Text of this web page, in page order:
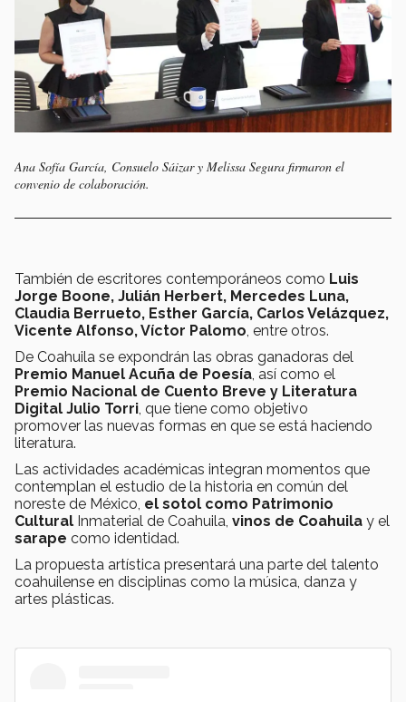
Ana Sofía García, Consuelo Sáizar y Melissa Segura firmaron el
convenio de colaboración.
También de escritores contemporáneos como Luis
Jorge Boone, Julián Herbert, Mercedes Luna,
Claudia Berrueto, Esther García, Carlos Velázquez,
Vicente Alfonso, Víctor Palomo, entre otros.
De Coahuila se expondrán las obras ganadoras del
Premio Manuel Acuña de Poesía, así como el
Premio Nacional de Cuento Breve y Literatura
Digital Julio Torri, que tiene como objetivo
promover las nuevas formas en que se está haciendo
literatura.
Las actividades académicas integran momentos que
contemplan el estudio de la historia en común del
noreste de México, el sotol como Patrimonio
Cultural Inmaterial de Coahuila, vinos de Coahuila y el
sarape como identidad.
La propuesta artística presentará una parte del talento
coahuilense en disciplinas como la música, danza y
artes plásticas.